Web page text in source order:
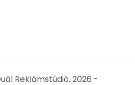
Reklámstúdió. 2026 -